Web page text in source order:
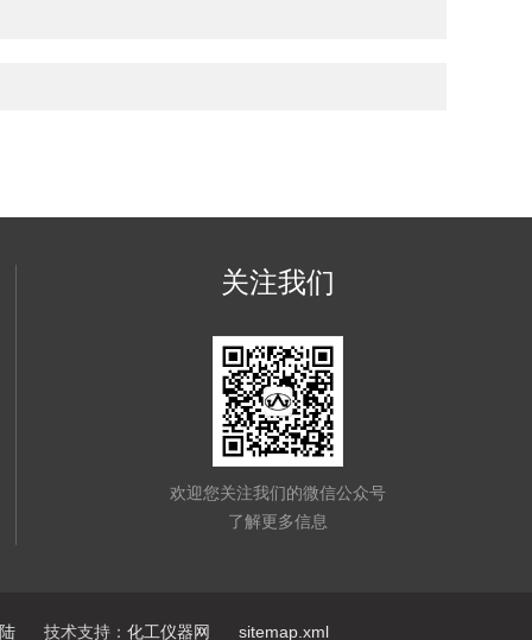
关注我们
欢迎您关注我们的微信公众号
了解更多信息
技术支持： 化工仪器网 sitemap.xml